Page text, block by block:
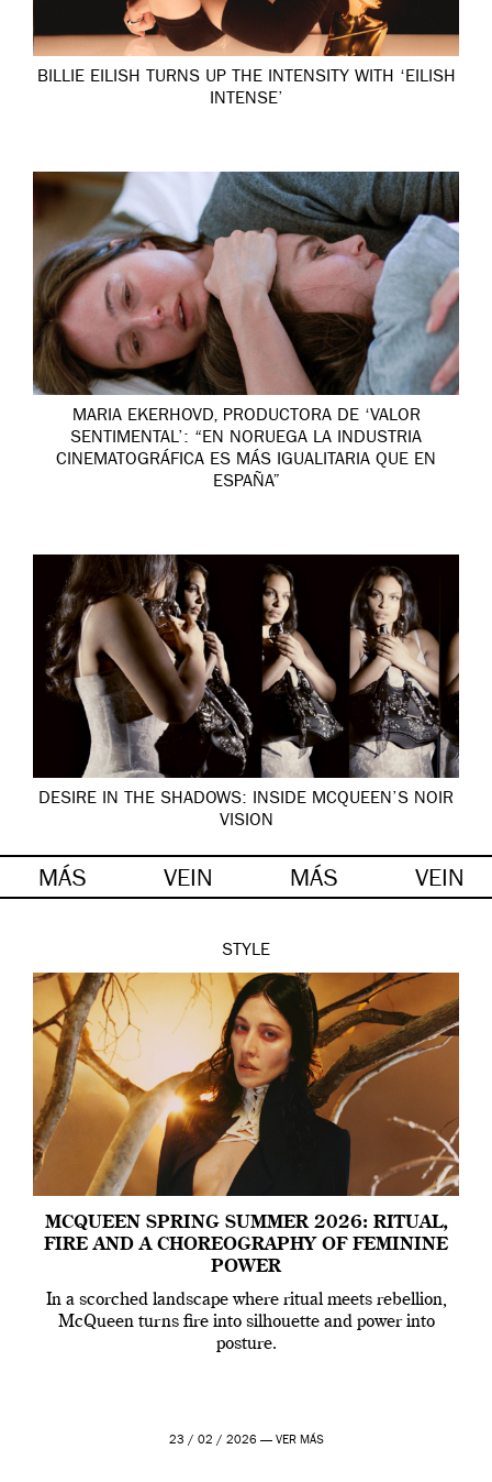
BILLIE EILISH TURNS UP THE INTENSITY WITH ‘EILISH
INTENSE’
MARIA EKERHOVD, PRODUCTORA DE ‘VALOR
SENTIMENTAL’: “EN NORUEGA LA INDUSTRIA
CINEMATOGRÁFICA ES MÁS IGUALITARIA QUE EN
ESPAÑA”
DESIRE IN THE SHADOWS: INSIDE MCQUEEN’S NOIR
VISION
MÁS VEIN MÁS VEIN
STYLE
MCQUEEN SPRING SUMMER 2026: RITUAL,
FIRE AND A CHOREOGRAPHY OF FEMININE
POWER
In a scorched landscape where ritual meets rebellion,
McQueen turns fire into silhouette and power into
posture.
23 / 02 / 2026 — VER MÁS